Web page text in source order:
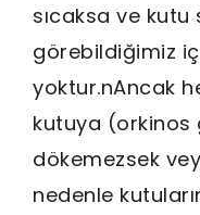
sıcaksa ve kutu
görebildiğimiz
yoktur.nAncak
kutuya (orkinos
dökemezsek
nedenle